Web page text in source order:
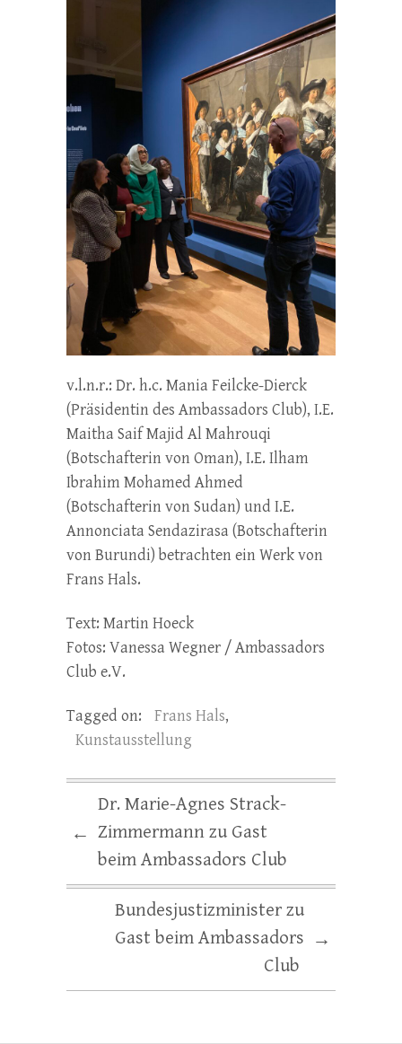
v.l.n.r.: Dr. h.c. Mania Feilcke-Dierck
(Präsidentin des Ambassadors Club), I.E.
Maitha Saif Majid Al Mahrouqi
(Botschafterin von Oman), I.E. Ilham
Ibrahim Mohamed Ahmed
(Botschafterin von Sudan) und I.E.
Annonciata Sendazirasa (Botschafterin
von Burundi) betrachten ein Werk von
Frans Hals.
Text: Martin Hoeck
Fotos: Vanessa Wegner / Ambassadors
Club e.V.
Tagged on: Frans Hals,
Kunstausstellung
←
Dr. Marie-Agnes Strack-
Zimmermann zu Gast
beim Ambassadors Club
Bundesjustizminister zu
Gast beim Ambassadors
Club
→